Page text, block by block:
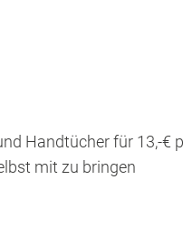
Handtücher für 13,-€
mit zu bringen